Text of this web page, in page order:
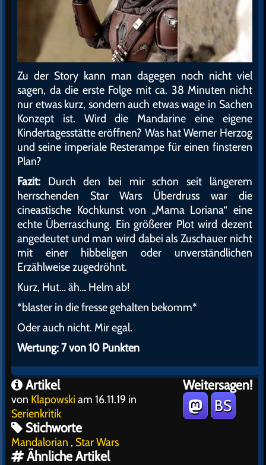
Zu der Story kann man dagegen noch nicht viel
sagen, da die erste Folge mit ca. 38 Minuten nicht
nur etwas kurz, sondern auch etwas wage in Sachen
Konzept ist. Wird die Mandarine eine eigene
Kindertagesstätte eröffnen? Was hat Werner Herzog
und seine imperiale Resterampe für einen finsteren
Plan?
Fazit: Durch den bei mir schon seit längerem
herrschenden Star Wars Überdruss war die
cineastische Kochkunst von „Mama Loriana“ eine
echte Überraschung. Ein größerer Plot wird dezent
angedeutet und man wird dabei als Zuschauer nicht
mit einer hibbeligen oder unverständlichen
Erzählweise zugedröhnt.
Kurz, Hut… äh… Helm ab!
*blaster in die fresse gehalten bekomm*
Oder auch nicht. Mir egal.
Wertung: 7 von 10 Punkten
Weitersagen!
BS
Artikel
von Klapowski am 16.11.19 in
Serienkritik
Stichworte
Mandalorian , Star Wars
Ähnliche Artikel